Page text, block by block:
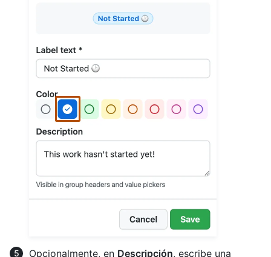
Opcionalmente, en Descripción, escribe una